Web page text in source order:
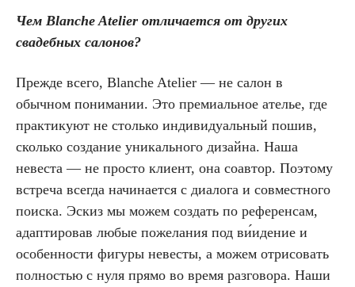
Чем Blanche Atelier отличается от других
свадебных салонов?
Прежде всего, Blanche Atelier — не салон в
обычном понимании. Это премиальное ателье, где
практикуют не столько индивидуальный пошив,
сколько создание уникального дизайна. Наша
невеста — не просто клиент, она соавтор. Поэтому
встреча всегда начинается с диалога и совместного
поиска. Эскиз мы можем создать по референсам,
адаптировав любые пожелания под ви́идение и
особенности фигуры невесты, а можем отрисовать
полностью с нуля прямо во время разговора. Наши